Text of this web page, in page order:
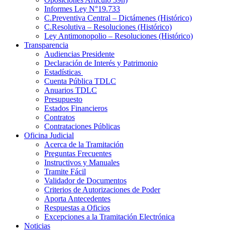
Informes Ley N°19.733
C.Preventiva Central – Dictámenes (Histórico)
C.Resolutiva – Resoluciones (Histórico)
Ley Antimonopolio – Resoluciones (Histórico)
Transparencia
Audiencias Presidente
Declaración de Interés y Patrimonio
Estadísticas
Cuenta Pública TDLC
Anuarios TDLC
Presupuesto
Estados Financieros
Contratos
Contrataciones Públicas
Oficina Judicial
Acerca de la Tramitación
Preguntas Frecuentes
Instructivos y Manuales
Tramite Fácil
Validador de Documentos
Criterios de Autorizaciones de Poder
Aporta Antecedentes
Respuestas a Oficios
Excepciones a la Tramitación Electrónica
Noticias